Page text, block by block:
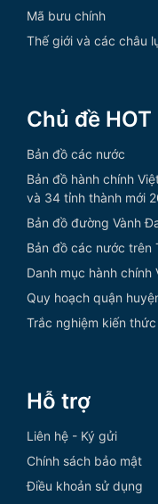
Mã bưu chính
Thế giới và các châu
Chủ đề HOT
Bản đồ các nước
Bản đồ hành chính
và 34 tỉnh thành mới
Bản đồ đường Vành
Bản đồ các nước trên
Danh mục hành chính
Quy hoạch quận
Trắc nghiệm kiến
Hỗ trợ
Liên hệ - Ký gửi
Chính sách bảo mật
Điều khoản sử dụng